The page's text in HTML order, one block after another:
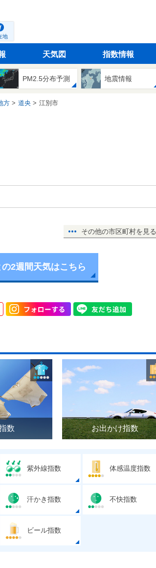
地
天気図 指数情報
PM2.5分布予測 地震情報
方 道央 江別市
その他の市区町村を見る
2週間天気はこちら
数 お出かけ指数
紫外線指数 体感温度指数
汗かき指数 不快指数
ビール指数